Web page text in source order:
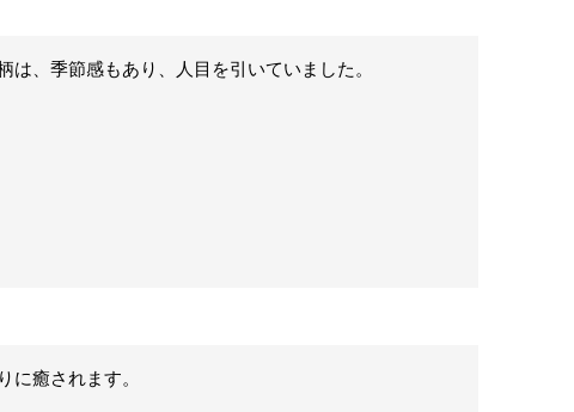
、季節感もあり、人目を引いていました。
に癒されます。